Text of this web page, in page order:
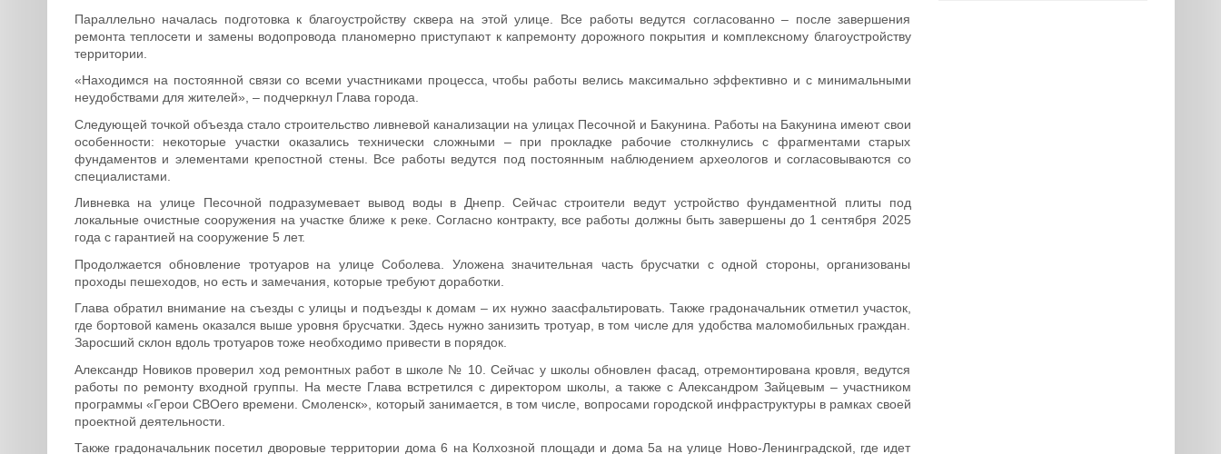
Параллельно началась подготовка к благоустройству сквера на этой улице. Все работы ведутся согласованно – после завершения
ремонта теплосети и замены водопровода планомерно приступают к капремонту дорожного покрытия и комплексному благоустройству
территории.
«Находимся на постоянной связи со всеми участниками процесса, чтобы работы велись максимально эффективно и с минимальными
неудобствами для жителей», – подчеркнул Глава города.
Следующей точкой объезда стало строительство ливневой канализации на улицах Песочной и Бакунина. Работы на Бакунина имеют свои
особенности: некоторые участки оказались технически сложными – при прокладке рабочие столкнулись с фрагментами старых
фундаментов и элементами крепостной стены. Все работы ведутся под постоянным наблюдением археологов и согласовываются со
специалистами.
Ливневка на улице Песочной подразумевает вывод воды в Днепр. Сейчас строители ведут устройство фундаментной плиты под
локальные очистные сооружения на участке ближе к реке. Согласно контракту, все работы должны быть завершены до 1 сентября 2025
года с гарантией на сооружение 5 лет.
Продолжается обновление тротуаров на улице Соболева. Уложена значительная часть брусчатки с одной стороны, организованы
проходы пешеходов, но есть и замечания, которые требуют доработки.
Глава обратил внимание на съезды с улицы и подъезды к домам – их нужно заасфальтировать. Также градоначальник отметил участок,
где бортовой камень оказался выше уровня брусчатки. Здесь нужно занизить тротуар, в том числе для удобства маломобильных граждан.
Заросший склон вдоль тротуаров тоже необходимо привести в порядок.
Александр Новиков проверил ход ремонтных работ в школе № 10. Сейчас у школы обновлен фасад, отремонтирована кровля, ведутся
работы по ремонту входной группы. На месте Глава встретился с директором школы, а также с Александром Зайцевым – участником
программы «Герои СВОего времени. Смоленск», который занимается, в том числе, вопросами городской инфраструктуры в рамках своей
проектной деятельности.
Также градоначальник посетил дворовые территории дома 6 на Колхозной площади и дома 5а на улице Ново-Ленинградской, где идет